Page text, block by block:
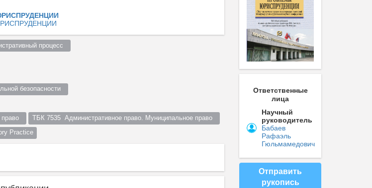
процесс
безопасности
право ТБК 7535  Административное право. Муниципальное право
Practice
Ответственные
лица
Научный
руководитель
Бабаев
Рафаэль
Гюльмамедович
Отправить
рукопись